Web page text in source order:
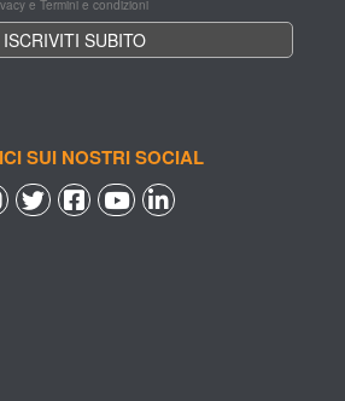
e Termini e condizioni
SUI NOSTRI SOCIAL